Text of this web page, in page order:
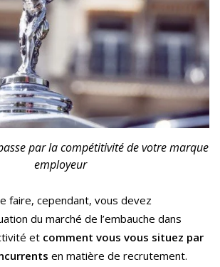
par la compétitivité de votre marque
employeur
faire, cependant, vous devez
du marché de l’embauche dans
et comment vous vous situez par
en matière de recrutement.